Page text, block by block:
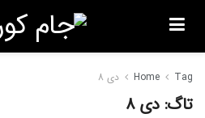
Home Tag دی 8
تاگ: دی 8